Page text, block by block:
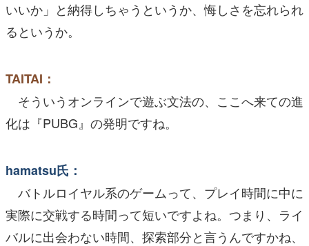
いいか」と納得しちゃうというか、悔しさを忘れられ
るというか。
TAITAI：
そういうオンラインで遊ぶ文法の、ここへ来ての進
化は『PUBG』の発明ですね。
hamatsu氏：
バトルロイヤル系のゲームって、プレイ時間に中に
実際に交戦する時間って短いですよね。つまり、ライ
バルに出会わない時間、探索部分と言うんですかね、